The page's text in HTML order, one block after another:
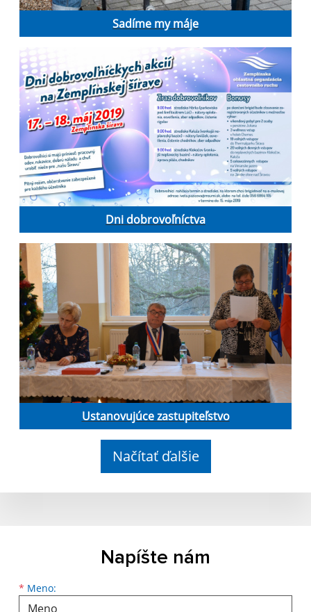
Sadíme my máje
Dni dobrovoľníctva
Ustanovujúce zastupiteľstvo
Načítať ďalšie
Napíšte nám
* Meno:
Meno
Priezvisko
E-mailová adresa